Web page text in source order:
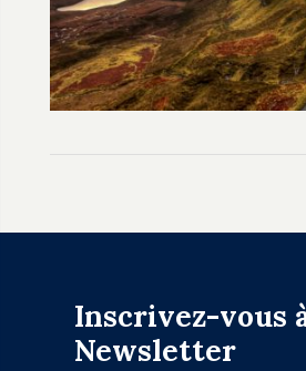
Inscrivez-vous
Newsletter